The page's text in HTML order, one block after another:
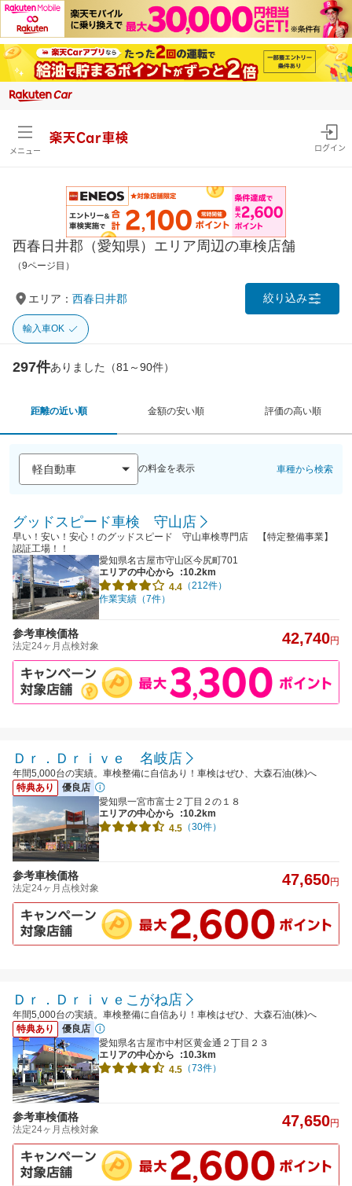
メニュー
楽天Car車検
ログイン
西春日井郡（愛知県）エリア周辺の車検店舗
（9ページ目）
エリア： 西春日井郡 絞り込み
輸入車OK
297件ありました（81～90件）
距離の近い順 金額の安い順 評価の高い順
の料金を表示 車種から検索
グッドスピード車検 守山店
早い！安い！安心！のグッドスピード 守山車検専門店 【特定整備事業】
認証工場！！
愛知県名古屋市守山区今尻町701
エリアの中心から
:10.2km
4.4 （212件）
作業実績（7件）
参考車検価格
法定24ヶ月点検対象 42,740円
Ｄｒ．Ｄｒｉｖｅ 名岐店
年間5,000台の実績。車検整備に自信あり！車検はぜひ、大森石油(株)へ
特典あり
優良店
愛知県一宮市富士２丁目２の１８
エリアの中心から
:10.2km
4.5 （30件）
参考車検価格
法定24ヶ月点検対象 47,650円
Ｄｒ．Ｄｒｉｖｅこがね店
年間5,000台の実績。車検整備に自信あり！車検はぜひ、大森石油(株)へ
特典あり
優良店
愛知県名古屋市中村区黄金通２丁目２３
エリアの中心から
:10.3km
4.5 （73件）
参考車検価格
法定24ヶ月点検対象 47,650円